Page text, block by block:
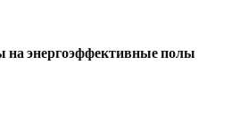
на энергоэффективные полы